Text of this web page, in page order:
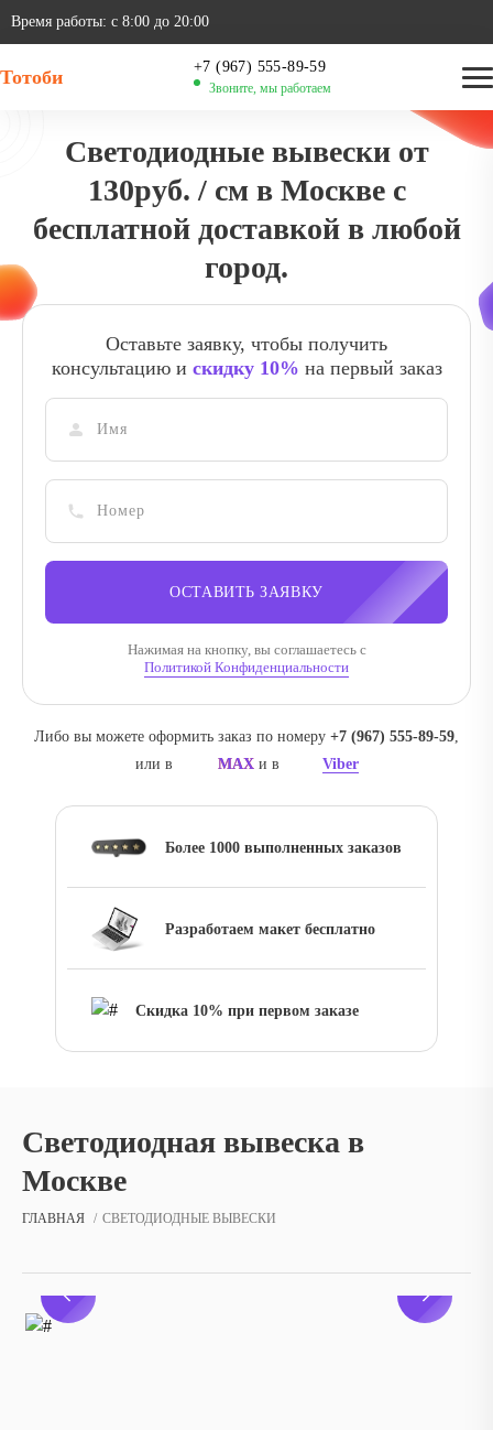
Время работы: с 8:00 до 20:00
Тотоби ‪+7 (967) 555-89-59
Звоните, мы работаем
Светодиодные вывески от
130руб. / см в Москве с
бесплатной доставкой в любой
город.
Более 1000 выполненных заказов
Разработаем макет бесплатно
Скидка 10% при первом заказе
Оставьте заявку, чтобы получить
консультацию и скидку 10% на первый заказ
ОСТАВИТЬ ЗАЯВКУ
Нажимая на кнопку, вы соглашаетесь с
Политикой Конфиденциальности
Либо вы можете оформить заказ по номеру ‪+7 (967) 555-89-59,
или в
MAXи в Viber
Светодиодная вывеска в
Москве
ГЛАВНАЯ СВЕТОДИОДНЫЕ ВЫВЕСКИ